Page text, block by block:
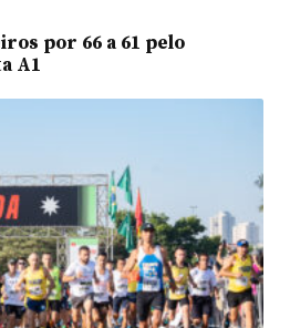
por 66 a 61 pelo
A1